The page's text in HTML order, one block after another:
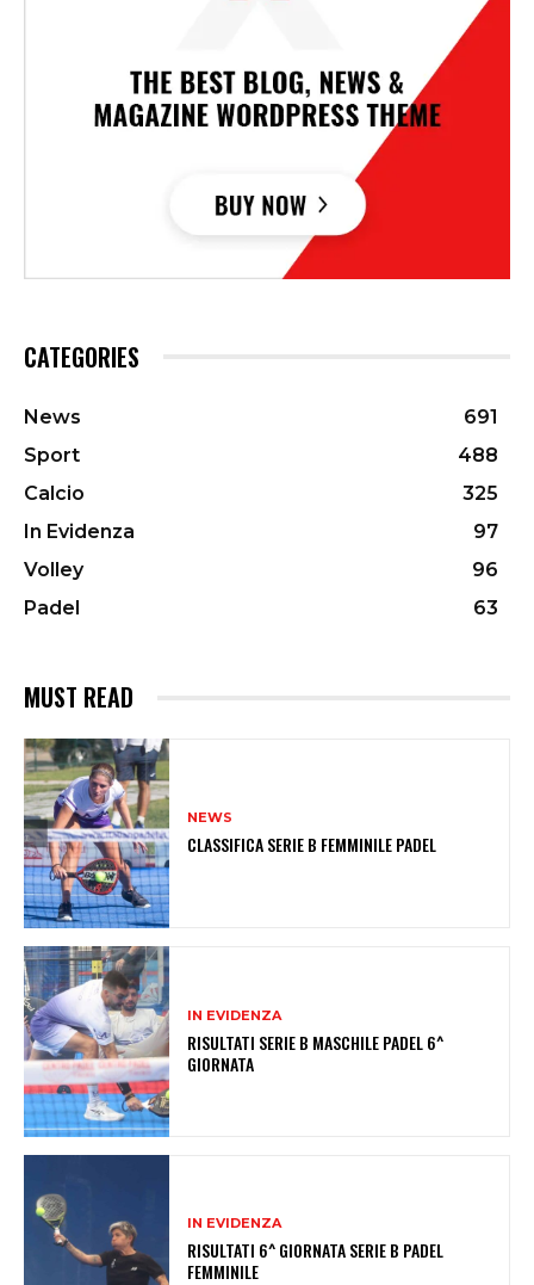
CATEGORIES
News
691
Sport
488
Calcio
325
In Evidenza
97
Volley
96
Padel
63
MUST READ
NEWS
CLASSIFICA SERIE B FEMMINILE PADEL
IN EVIDENZA
RISULTATI SERIE B MASCHILE PADEL 6^
GIORNATA
IN EVIDENZA
RISULTATI 6^ GIORNATA SERIE B PADEL
FEMMINILE